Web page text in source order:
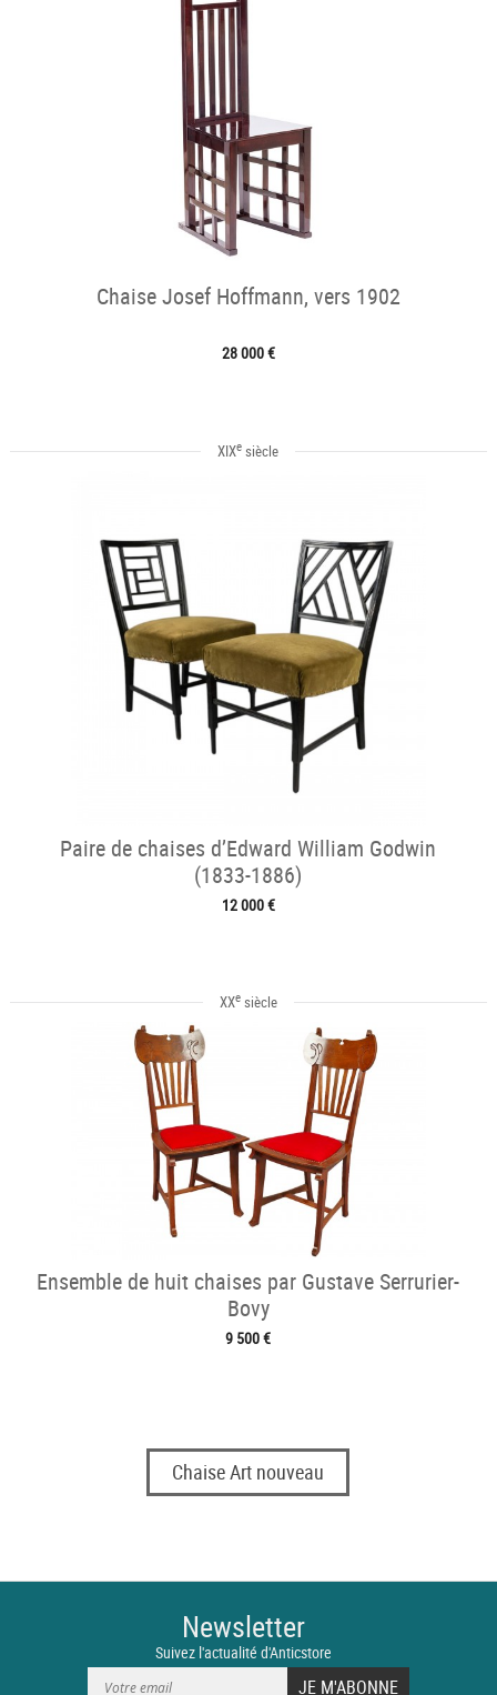
Chaise Josef Hoffmann, vers 1902
28 000 €
XIXe siècle
Paire de chaises d’Edward William Godwin
(1833-1886)
12 000 €
XXesiècle
Ensemble de huit chaises par Gustave Serrurier-
Bovy
9 500 €
Chaise Art nouveau
Newsletter
Suivez l'actualité d'Anticstore